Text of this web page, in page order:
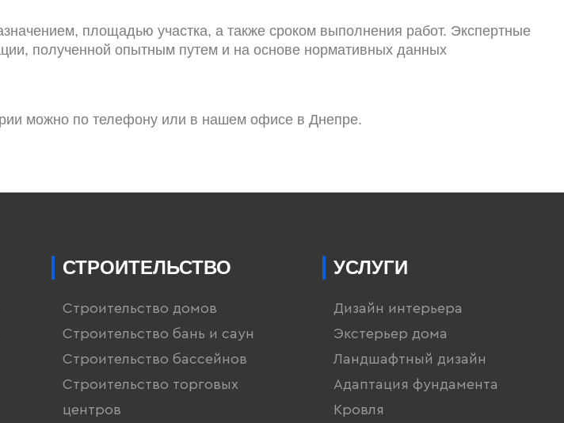
площадью участка, а также сроком выполнения работ. Экспертные
полученной опытным путем и на основе нормативных данных
можно по телефону или в нашем офисе в Днепре.
СТРОИТЕЛЬСТВО
Строительство домов
Строительство бань и саун
Строительство бассейнов
Строительство торговых
центров
УСЛУГИ
Дизайн интерьера
Экстерьер дома
Ландшафтный дизайн
Адаптация фундамента
Кровля